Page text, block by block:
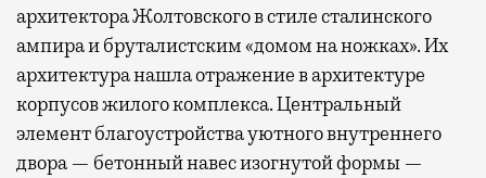
архитектора Жолтовского в стиле сталинского
ампира и бруталистским «домом на ножках». Их
архитектура нашла отражение в архитектуре
корпусов жилого комплекса. Центральный
элемент благоустройства уютного внутреннего
двора — бетонный навес изогнутой формы —